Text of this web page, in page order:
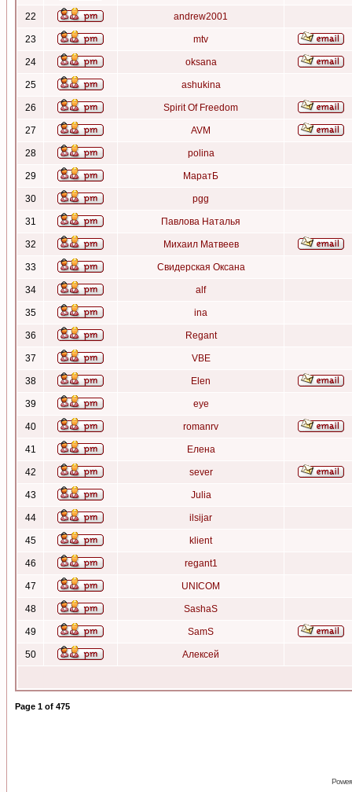
22 andrew2001
23 mtv
24 oksana
25 ashukina
26 Spirit Of Freedom
27 AVM
28 polina
29 МаратБ
30 pgg
31 Павлова Наталья
32 Михаил Матвеев
33 Свидерская Оксана
34 alf
35 ina
36 Regant
37 VBE
38 Elen
39 eye
40 romanrv
41 Елена
42 sever
43 Julia
44 ilsijar
45 klient
46 regant1
47 UNICOM
48 SashaS
49 SamS
50 Алексей
Page 1 of 475